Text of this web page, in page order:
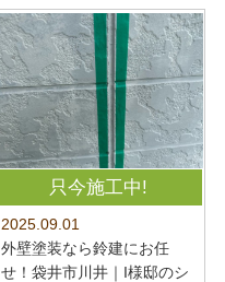
只今施工中!
2025.09.01
外壁塗装なら鈴建にお任
せ！袋井市川井｜I様邸のシ